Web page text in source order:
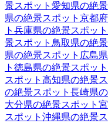
景スポット 愛知県の絶
県の絶景スポット 京都府
ト 兵庫県の絶景スポット
景スポット 鳥取県の絶
県の絶景スポット 広島県
ト 徳島県の絶景スポット
スポット 高知県の絶景
の絶景スポット 長崎県
大分県の絶景スポット
スポット 沖縄県の絶景